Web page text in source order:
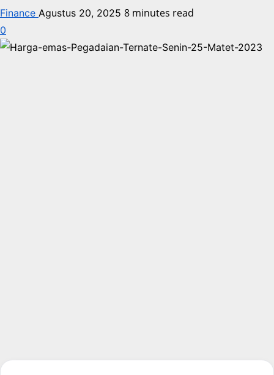
Finance Agustus 20, 2025 8 minutes read
0